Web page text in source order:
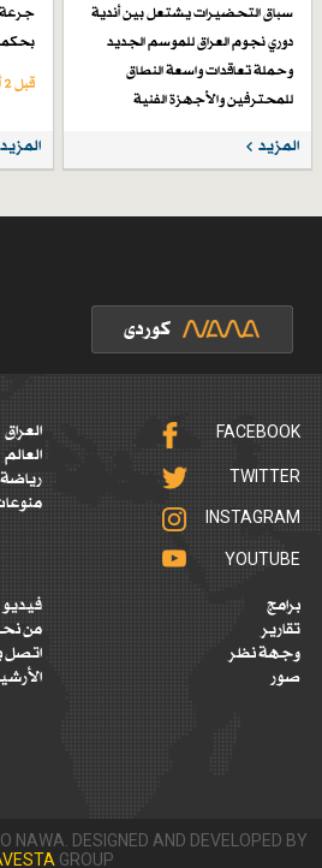
سباق التحضيرات يشتعل بين أندية
دوري نجوم العراق للموسم الجديد
وحملة تعاقدات واسعة النطاق
للمحترفين والأجهزة الفنية
قبل 6 أيام
المزيد
جرعة
قبل 2 أيام
المزيد
FACEBOOK
TWITTER
INSTAGRAM
YOUTUBE
العراق
العالم
رياضة
برامج
تقارير
وجهة نظر
صور
فيديو
من
اتصل
NAWA. DESIGNED AND DEVELOPED BY
GROUP